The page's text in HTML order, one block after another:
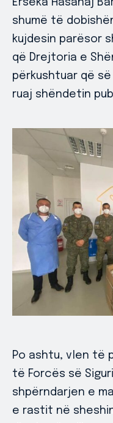
Erseka Hasanaj
shumë të
kujdesin parësor
që Drejtoria e
përkushtuar që
ruaj shëndetin
Po ashtu, vlen të
të Forcës së
shpërndarjen e
e rastit në